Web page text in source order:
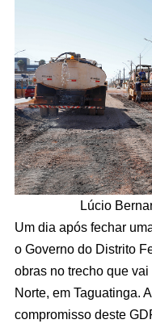
Lúcio
Um dia após fechar
o Governo do Distrito
obras no trecho que
Norte, em Taguatinga.
compromisso deste